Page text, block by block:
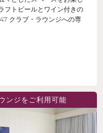
フトビールとワイン付きの
クラブ・ラウンジへの専
ンジをご利用可能